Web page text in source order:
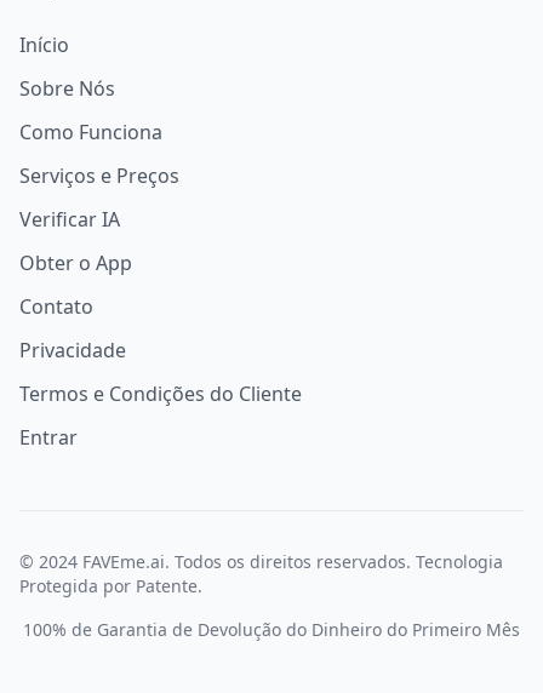
Início
Sobre Nós
Como Funciona
Serviços e Preços
Verificar IA
Obter o App
Contato
Privacidade
Termos e Condições do Cliente
Entrar
© 2024 FAVEme.ai. Todos os direitos reservados. Tecnologia
Protegida por Patente.
100% de Garantia de Devolução do Dinheiro do Primeiro Mês